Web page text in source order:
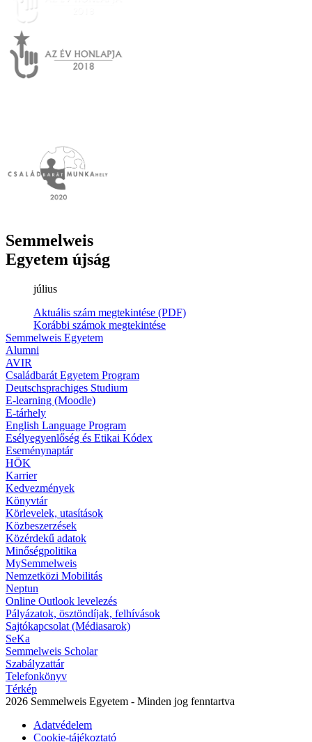
Semmelweis
Egyetem újság
július
Aktuális szám megtekintése (PDF)
Korábbi számok megtekintése
Semmelweis Egyetem
Alumni
AVIR
Családbarát Egyetem Program
Deutschsprachiges Studium
E-learning (Moodle)
E-tárhely
English Language Program
Esélyegyenlőség és Etikai Kódex
Eseménynaptár
HÖK
Karrier
Kedvezmények
Könyvtár
Körlevelek, utasítások
Közbeszerzések
Közérdekű adatok
Minőségpolitika
MySemmelweis
Nemzetközi Mobilitás
Neptun
Online Outlook levelezés
Pályázatok, ösztöndíjak, felhívások
Sajtókapcsolat (Médiasarok)
SeKa
Semmelweis Scholar
Szabályzattár
Telefonkönyv
Térkép
2026 Semmelweis Egyetem - Minden jog fenntartva
Adatvédelem
Cookie-tájékoztató